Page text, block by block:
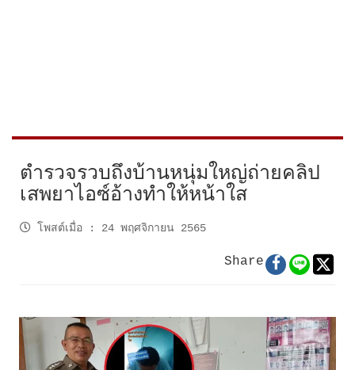
ตำรวจรวบถึงบ้านหนุ่มใหญ่ถ่ายคลิป
เสพยาไอซ์อ้างทำให้หน้าใส
โพสต์เมื่อ : 24 พฤศจิกายน 2565
Share